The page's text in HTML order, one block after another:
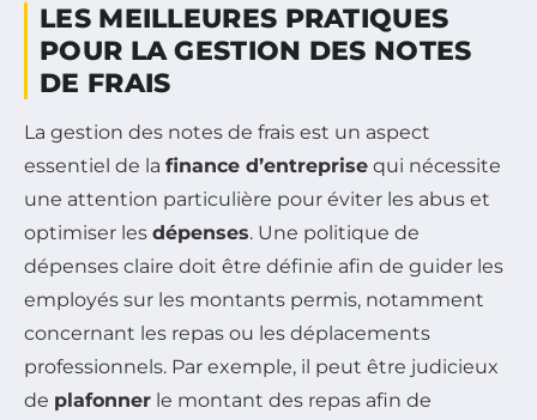
LES MEILLEURES PRATIQUES
POUR LA GESTION DES NOTES
DE FRAIS
La gestion des notes de frais est un aspect
essentiel de la finance d’entreprise qui nécessite
une attention particulière pour éviter les abus et
optimiser les dépenses. Une politique de
dépenses claire doit être définie afin de guider les
employés sur les montants permis, notamment
concernant les repas ou les déplacements
professionnels. Par exemple, il peut être judicieux
de plafonner le montant des repas afin de